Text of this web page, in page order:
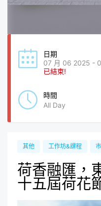
日期
07 月 06 2025 -
已結束!
時間
All Day
其他 工作坊&課程
荷香融匯，
十五屆荷花